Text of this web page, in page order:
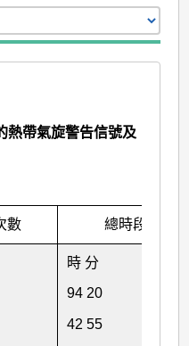
熱帶氣旋警告信號及
數 總時段
時 分
94 20
42 55